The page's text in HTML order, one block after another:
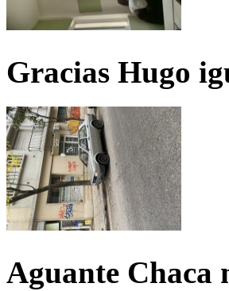
Gracias Hugo
Aguante Chaca